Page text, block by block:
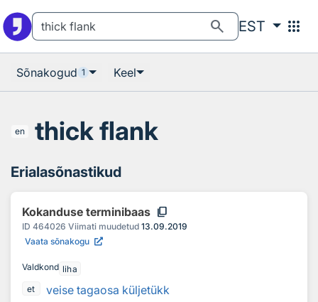
search EST apps
Sõnakogud 1 Keel
en thick flank
Erialasõnastikud
Kokanduse terminibaas content_copy
ID 464026 Viimati muudetud 13.09.2019
Vaata sõnakogu
Valdkond liha
et
veise tagaosa küljetükk